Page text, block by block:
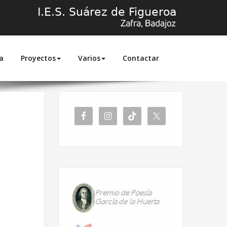
Proyectos Varios Contactar